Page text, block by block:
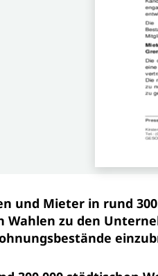
und Mieter in rund
zu den